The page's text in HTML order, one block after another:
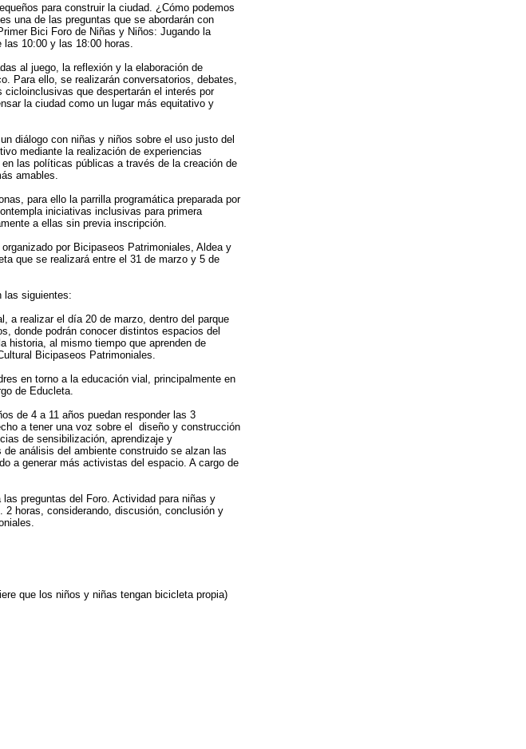
para construir la ciudad. ¿Cómo podemos
una de las preguntas que se abordarán con
Bici Foro de Niñas y Niños: Jugando la
las 10:00 y las 18:00 horas.
al juego, la reflexión y la elaboración de
Para ello, se realizarán conversatorios, debates,
que despertarán el interés por
la ciudad como un lugar más equitativo y
diálogo con niñas y niños sobre el uso justo del
mediante la realización de experiencias
las políticas públicas a través de la creación de
amables.
para ello la parrilla programática preparada por
iniciativas inclusivas para primera
a ellas sin previa inscripción.
por Bicipaseos Patrimoniales, Aldea y
que se realizará entre el 31 de marzo y 5 de
las siguientes:
a realizar el día 20 de marzo, dentro del parque
donde podrán conocer distintos espacios del
historia, al mismo tiempo que aprenden de
Bicipaseos Patrimoniales.
en torno a la educación vial, principalmente en
de Educleta.
de 4 a 11 años puedan responder las 3
a tener una voz sobre el diseño y construcción
de sensibilización, aprendizaje y
análisis del ambiente construido se alzan las
a generar más activistas del espacio. A cargo de
preguntas del Foro. Actividad para niñas y
2 horas, considerando, discusión, conclusión y
que los niños y niñas tengan bicicleta propia)